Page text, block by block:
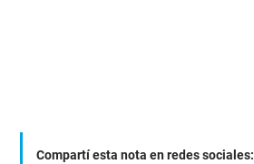
Compartí esta nota en redes sociales: